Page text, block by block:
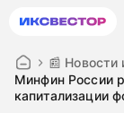
Акция:
📰 Новости
Минфин России
капитализации